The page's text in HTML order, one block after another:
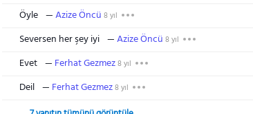
Öyle Azize Öncü 8 yıl
Seversen her şey iyi Azize Öncü 8 yıl
Evet Ferhat Gezmez8 yıl
Deil Ferhat Gezmez8 yıl